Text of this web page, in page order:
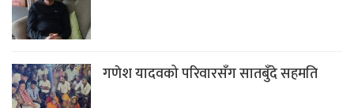
गणेश यादवको परिवारसँग सातबुँदे सहमति